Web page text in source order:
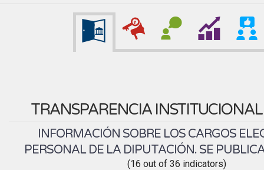
TRANSPARENCIA
INFORMACIÓN SOBRE LOS CARGOS
PERSONAL DE LA DIPUTACIÓN. SE
(16 out of 36 indicators)